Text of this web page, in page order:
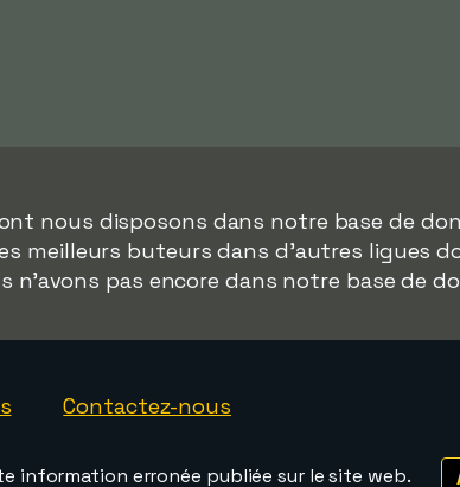
nous disposons dans notre base de
meilleurs buteurs dans d'autres ligues
n'avons pas encore dans notre base de
Contactez-nous
information erronée publiée sur le site web.